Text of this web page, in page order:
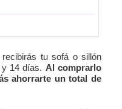
tu sofá o sillón
14 días. Al comprarlo
ahorrarte un total de